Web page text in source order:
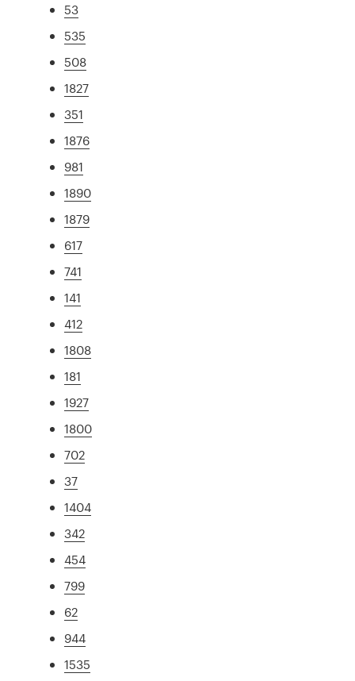
53
535
508
1827
351
1876
981
1890
1879
617
741
141
412
1808
181
1927
1800
702
37
1404
342
454
799
62
944
1535